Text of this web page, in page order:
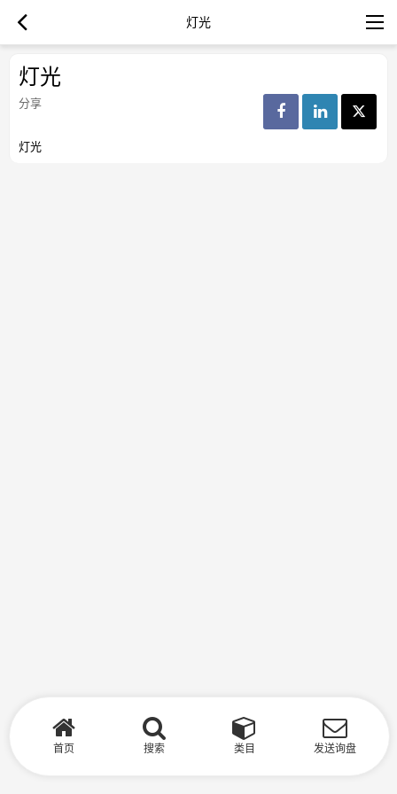
灯光
灯光
分享
灯光
首页 搜索 类目 发送询盘